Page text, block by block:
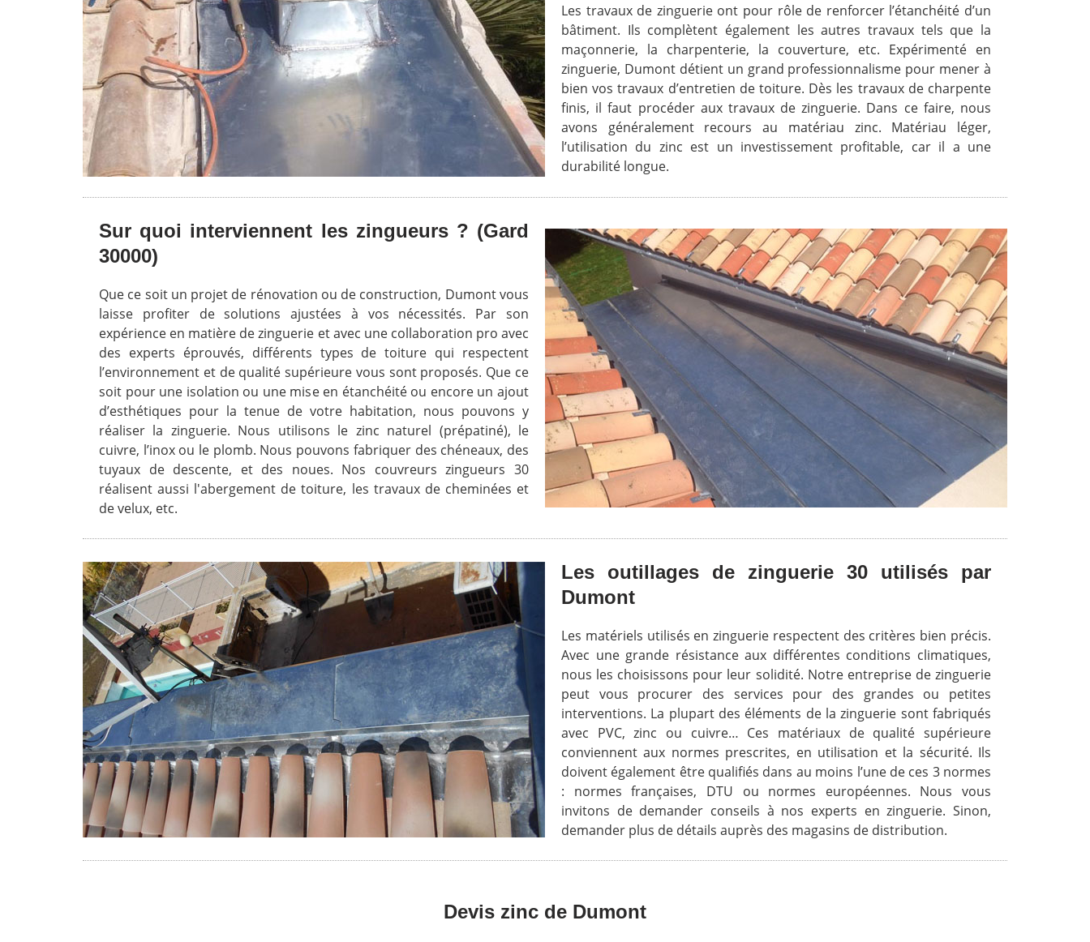
Les travaux de zinguerie ont pour rôle de renforcer l’étanchéité d’un
bâtiment. Ils complètent également les autres travaux tels que la
maçonnerie, la charpenterie, la couverture, etc. Expérimenté en
zinguerie, Dumont détient un grand professionnalisme pour mener à
bien vos travaux d’entretien de toiture. Dès les travaux de charpente
finis, il faut procéder aux travaux de zinguerie. Dans ce faire, nous
avons généralement recours au matériau zinc. Matériau léger,
l’utilisation du zinc est un investissement profitable, car il a une
durabilité longue.
Sur quoi interviennent les zingueurs ? (Gard
30000)
Que ce soit un projet de rénovation ou de construction, Dumont vous
laisse profiter de solutions ajustées à vos nécessités. Par son
expérience en matière de zinguerie et avec une collaboration pro avec
des experts éprouvés, différents types de toiture qui respectent
l’environnement et de qualité supérieure vous sont proposés. Que ce
soit pour une isolation ou une mise en étanchéité ou encore un ajout
d’esthétiques pour la tenue de votre habitation, nous pouvons y
réaliser la zinguerie. Nous utilisons le zinc naturel (prépatiné), le
cuivre, l’inox ou le plomb. Nous pouvons fabriquer des chéneaux, des
tuyaux de descente, et des noues. Nos couvreurs zingueurs 30
réalisent aussi l'abergement de toiture, les travaux de cheminées et
de velux, etc.
Les outillages de zinguerie 30 utilisés par
Dumont
Les matériels utilisés en zinguerie respectent des critères bien précis.
Avec une grande résistance aux différentes conditions climatiques,
nous les choisissons pour leur solidité. Notre entreprise de zinguerie
peut vous procurer des services pour des grandes ou petites
interventions. La plupart des éléments de la zinguerie sont fabriqués
avec PVC, zinc ou cuivre… Ces matériaux de qualité supérieure
conviennent aux normes prescrites, en utilisation et la sécurité. Ils
doivent également être qualifiés dans au moins l’une de ces 3 normes
: normes françaises, DTU ou normes européennes. Nous vous
invitons de demander conseils à nos experts en zinguerie. Sinon,
demander plus de détails auprès des magasins de distribution.
Devis zinc de Dumont